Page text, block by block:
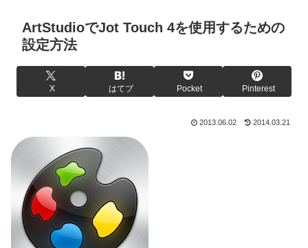
ArtStudioでJot Touch 4を使用するための
設定方法
X はてブ Pocket Pinterest
2013.06.02 2014.03.21